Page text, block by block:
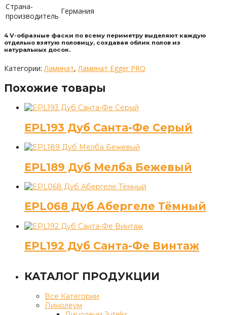
Страна-
производитель
Германия
4 V-образные фаски по всему периметру выделяют каждую
отдельно взятую половицу, создавая облик полов из
натуральных досок.
Категории: Ламинат, Ламинат Egger PRO
Похожие товары
EPL193 Дуб Санта-Фе Серый
EPL189 Дуб Мелба Бежевый
EPL068 Дуб Абергеле Тёмный
EPL192 Дуб Санта-Фе Винтаж
КАТАЛОГ ПРОДУКЦИИ
Все Категории
Линолеум